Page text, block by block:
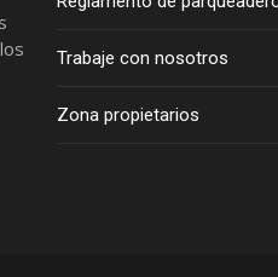
Trabaje con nosotros
Zona propietarios